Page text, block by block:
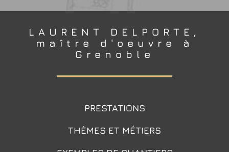
LAURENT DELPORTE,
maître d'oeuvre à
Grenoble
PRESTATIONS
THÈMES ET MÉTIERS